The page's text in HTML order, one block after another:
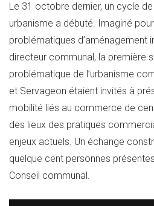
Le 31 octobre dernier, un cycle
urbanisme a débuté. Imaginé
problématiques d’aménagement
directeur communal, la première
problématique de l’urbanisme
et Servageon étaient invités à
mobilité liés au commerce de
des lieux des pratiques
enjeux actuels. Un échange
quelque cent personnes
Conseil communal.